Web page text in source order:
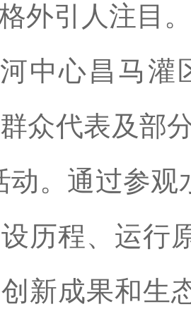
外引人注目。
中心昌马灌
众代表及部
动。通过参观
历程、运行
新成果和生